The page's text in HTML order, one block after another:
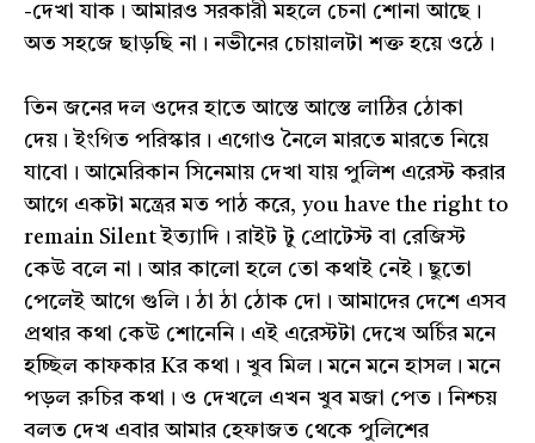
-দেখা যাক। আমারও সরকারী মহলে চেনা শোনা আছে।
অত সহজে ছাড়ছি না। নভীনের চোয়ালটা শক্ত হয়ে ওঠে।
তিন জনের দল ওদের হাতে আস্তে আস্তে লাঠির ঠোকা
দেয়। ইংগিত পরিস্কার। এগোও নৈলে মারতে মারতে নিয়ে
যাবো। আমেরিকান সিনেমায় দেখা যায় পুলিশ এরেস্ট করার
আগে একটা মন্ত্রের মত পাঠ করে, you have the right to
remain Silent ইত্যাদি। রাইট টু প্রোটেস্ট বা রেজিস্ট
কেউ বলে না। আর কালো হলে তো কথাই নেই। ছুতো
পেলেই আগে গুলি। ঠা ঠা ঠোক দো। আমাদের দেশে এসব
প্রথার কথা কেউ শোনেনি। এই এরেস্টটা দেখে অর্চির মনে
হচ্ছিল কাফকার Kর কথা। খুব মিল। মনে মনে হাসল। মনে
পড়ল রুচির কথা। ও দেখলে এখন খুব মজা পেত। নিশ্চয়
বলত দেখ এবার আমার হেফাজত থেকে পুলিশের